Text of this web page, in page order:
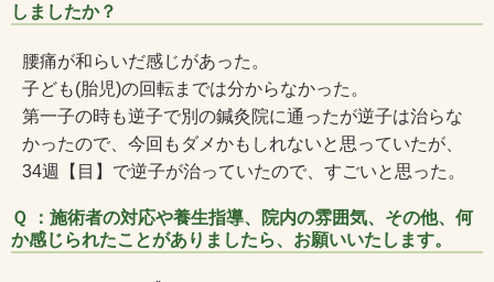
しましたか？
腰痛が和らいだ感じがあった。
子ども(胎児)の回転までは分からなかった。
第一子の時も逆子で別の鍼灸院に通ったが逆子は治らな
かったので、今回もダメかもしれないと思っていたが、
34週【目】で逆子が治っていたので、すごいと思った。
Ｑ ：施術者の対応や養生指導、院内の雰囲気、その他、何
か感じられたことがありましたら、お願いいたします。